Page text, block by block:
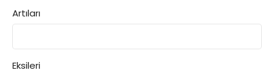
Artıları
Eksileri